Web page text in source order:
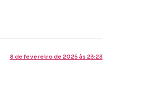
8 de fevereiro de 2025 às 23:23